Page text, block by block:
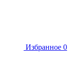
Избранное 0